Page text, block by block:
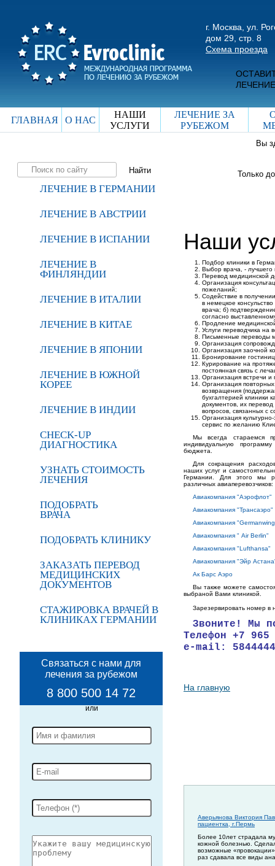
г. Москва, ул.
дом 29, стр. 8
Схема проезда
ГЛАВНАЯ О НАС
НАШИ
УСЛУГИ
ЛЕЧЕНИЕ ЗА
РУБЕЖОМ
Вы
ЛЕЧЕНИЕ В ГЕРМАНИИ
ЛЕЧЕНИЕ В АВСТРИИ
ЛЕЧЕНИЕ В ИСПАНИИ
ЛЕЧЕНИЕ В
ФИНЛЯНДИИ
ЛЕЧЕНИЕ В ИТАЛИИ
ЛЕЧЕНИЕ В КИТАЕ
ЛЕЧЕНИЕ В ЯПОНИИ
ЛЕЧЕНИЕ В ЮЖНОЙ
КОРЕЕ
ЛЕЧЕНИЕ В ИНДИИ
CHECK-UP
ДИАГНОСТИКА
УЗНАТЬ СТОИМОСТЬ
ЛЕЧЕНИЯ
ПОДОБРАТЬ
ВРАЧА
ПОДОБРАТЬ КЛИНИКУ
ЗАКАЗАТЬ ПЕРЕВОД
МЕДИЦИНСКИХ
ДОКУМЕНТОВ
СТАЖИРОВКА ВРАЧЕЙ В
КЛИНИКАХ ГЕРМАНИИ
Связаться с нами для
лечения за рубежом
8 800 500 14 72
Только
Наши
Подбор клиники в
Выбор врача, -
Перевод медицинской
Организация
пожеланий;
Содействие в
в немецкое
врача; б)
согласно
Продление
Услуги переводчика на
Письменные переводы
Организация
Организация заочной
Бронирование
Курирование на
постоянная связь с
Организация встречи и
Организация
возвращения
бухгалтерией клиники
документов, их
вопросов, связанных с
Организация
сервис по желанию
Мы всегда стараемся
индивидуальную
бюджета.
Для сокращения
наших услуг и
Германии. Для этого мы
различных авиаперевозчиков:
Авиакомпания "Аэрофлот"
Авиакомпания "Трансаэро"
Авиакомпания
Авиакомпания " Air Berlin"
Авиакомпания "Lufthansa"
Авиакомпания "Эйр
Ак Барс Аэро
Вы также можете
выбраной Вами клиникой.
Зарезервировать номер
Звоните! Мы
Телефон +7
e-mail:
На главную
Аверьянова Виктория
пациентка, г.Пермь
Более 10лет страдала
кожной болезнью.
возможные
раз сдавала все виды